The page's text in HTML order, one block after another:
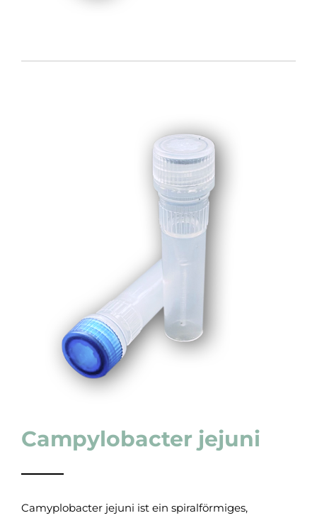
Campylobacter jejuni
Camyplobacter jejuni ist ein spiralförmiges,